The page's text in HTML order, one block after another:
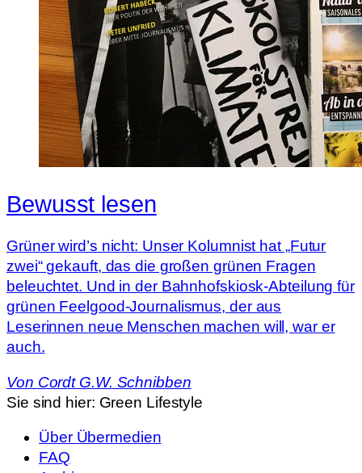
Bewusst lesen
Grüner wird’s nicht: Unser Kolumnist hat „Futur
zwei“ gekauft, das die großen grünen Fragen
beleuchtet. Und in der Bahnhofskiosk-Abteilung für
grünen Feelgood-Journalismus, der aus
Leserinnen neue Menschen machen will, war er
auch.
Von Cordt G.W. Schnibben
Sie sind hier: Green Lifestyle
Über Übermedien
FAQ